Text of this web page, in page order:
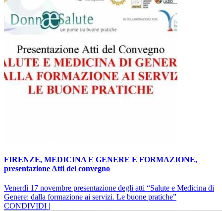
FIRENZE, MEDICINA E GENERE E FORMAZIONE,
presentazione Atti del convegno
Venerdì 17 novembre presentazione degli atti “Salute e Medicina di
Genere: dalla formazione ai servizi. Le buone pratiche”
CONDIVIDI |